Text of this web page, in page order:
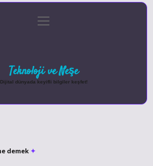
Gizlilik Politikası
menüyü
aç
Teknoloji ve Neşe
Dijital dünyada keyifli bilgiler keşfet!
demek